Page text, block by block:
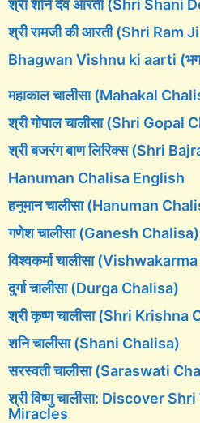
श्री शनि देव आरती (Shri Shani
श्री रामजी की आरती (Shri Ram
Bhagwan Vishnu ki aarti
महाकाल चालीसा (Mahakal
श्री गोपाल चालीसा (Shri
श्री बजरंग बाण लिरिक्स (Shri
Hanuman Chalisa English
हनुमान चालीसा (Hanuman
गणेश चालीसा (Ganesh Chalisa)
विश्वकर्मा चालीसा
दुर्गा चालीसा (Durga Chalisa)
श्री कृष्ण चालीसा (Shri Krishna
शनि चालीसा (Shani Chalisa)
सरस्वती चालीसा (Saraswati
श्री विष्णु चालीसा: Discover
Miracles